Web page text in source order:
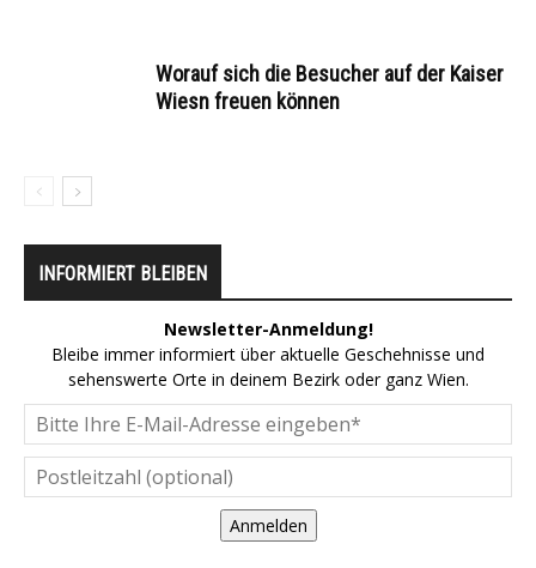
Worauf sich die Besucher auf der Kaiser
Wiesn freuen können
INFORMIERT BLEIBEN
Newsletter-Anmeldung!
Bleibe immer informiert über aktuelle Geschehnisse und
sehenswerte Orte in deinem Bezirk oder ganz Wien.
Anmelden